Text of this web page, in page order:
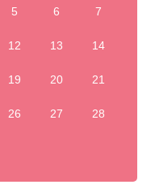
5 6 7
12 13 14
19 20 21
26 27 28